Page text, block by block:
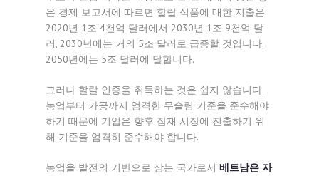
은 경제 보고서에 따르면 할랄 식품에 대한 지출은
2020년 1조 4천억 달러에서 2030년 1조 9천억 달
러, 2030년에는 거의 5조 달러로 급증할 것입니다.
2050년에는 5조 달러에 달합니다.
그러나 할랄 인증을 취득하는 것은 쉽지 않습니다.
농업부터 가공까지 엄격한 무슬림 기준을 준수해야
하기 때문에 기업은 향후 잠재 시장에 진출하기 위
해 기준을 엄격히 준수해야 합니다.
농업을 발전의 기반으로 삼는 국가로서 베트남은 자